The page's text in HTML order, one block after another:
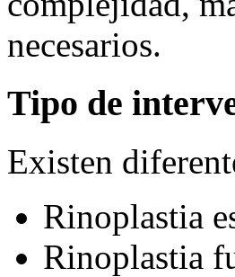
necesarios.
Tipo de
Existen
Rinoplastia
Rinoplastia